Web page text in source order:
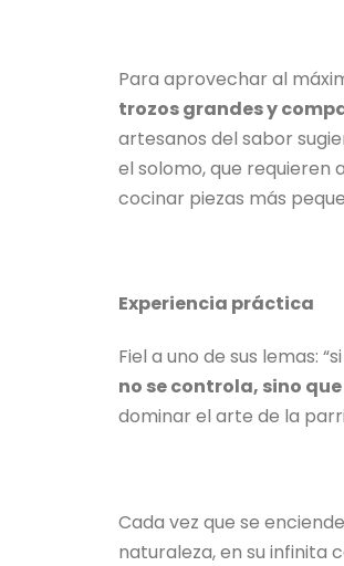
Para aprovechar al
trozos grandes y
artesanos del sabor
el solomo, que requieren
cocinar piezas más
Experiencia práctica
Fiel a uno de sus lemas:
no se controla, sino
dominar el arte de la
Cada vez que se
naturaleza, en su infinita